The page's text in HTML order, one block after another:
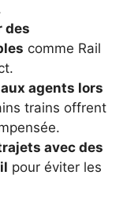
des
comme Rail
agents lors
trains offrent
avec des
pour éviter les